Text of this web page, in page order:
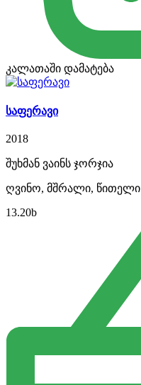
კალათაში დამატება
საფერავი
2018
შუხმან ვაინს ჯორჯია
ღვინო, მშრალი, წითელი
13.20b